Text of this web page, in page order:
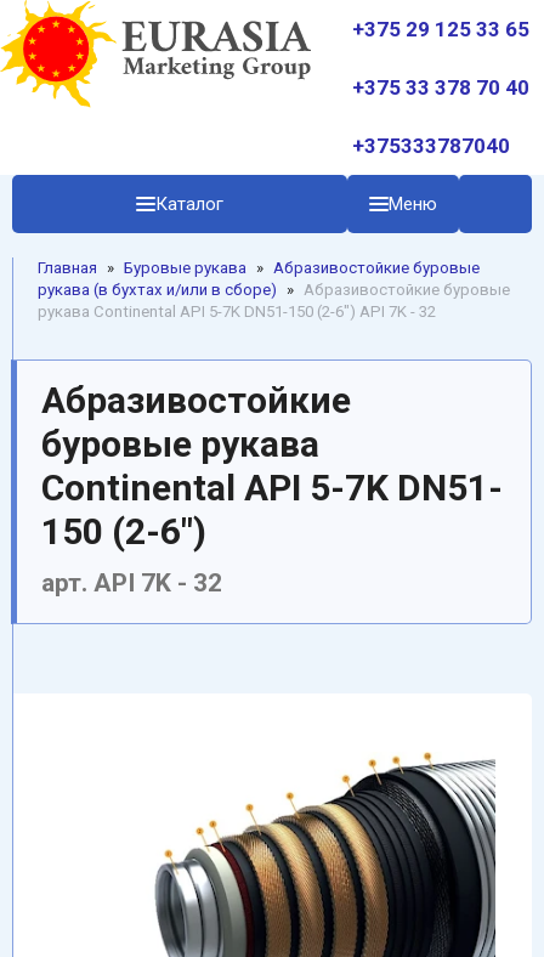
+375 29 125 33 65
+375 33 378 70 40
+375333787040
Каталог Меню
Главная » Буровые рукава » Абразивостойкие буровые
рукава (в бухтах и/или в сборе)
» Абразивостойкие буровые
рукава Continental API 5-7K DN51-150 (2-6") API 7K - 32
Абразивостойкие
буровые рукава
Continental API 5-7K DN51-
150 (2-6")
арт. API 7K - 32